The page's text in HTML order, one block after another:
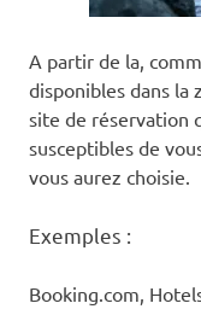
A partir de la,
disponibles dans la
site de réservation
susceptibles de
vous aurez choisie.
Exemples :
Booking.com,